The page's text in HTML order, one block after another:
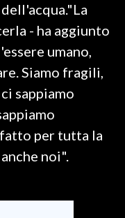
- ha aggiunto
umano,
Siamo fragili,
sappiamo
per tutta la
noi".